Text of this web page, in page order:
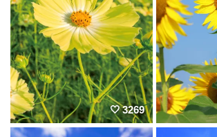
3269